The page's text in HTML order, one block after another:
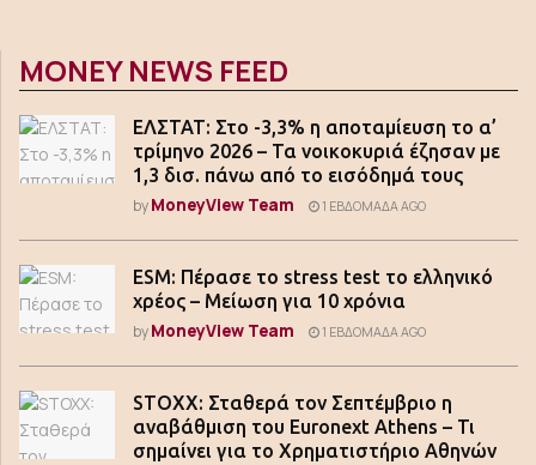
MONEY NEWS FEED
ΕΛΣΤΑΤ: Στο -3,3% η αποταμίευση το α’
τρίμηνο 2026 – Τα νοικοκυριά έζησαν με
1,3 δισ. πάνω από το εισόδημά τους
byMoneyView Team 1 ΕΒΔΟΜΆΔΑ AGO
ESM: Πέρασε το stress test το ελληνικό
χρέος – Μείωση για 10 χρόνια
byMoneyView Team 1 ΕΒΔΟΜΆΔΑ AGO
STOXX: Σταθερά τον Σεπτέμβριο η
αναβάθμιση του Euronext Athens – Τι
σημαίνει για το Χρηματιστήριο Αθηνών